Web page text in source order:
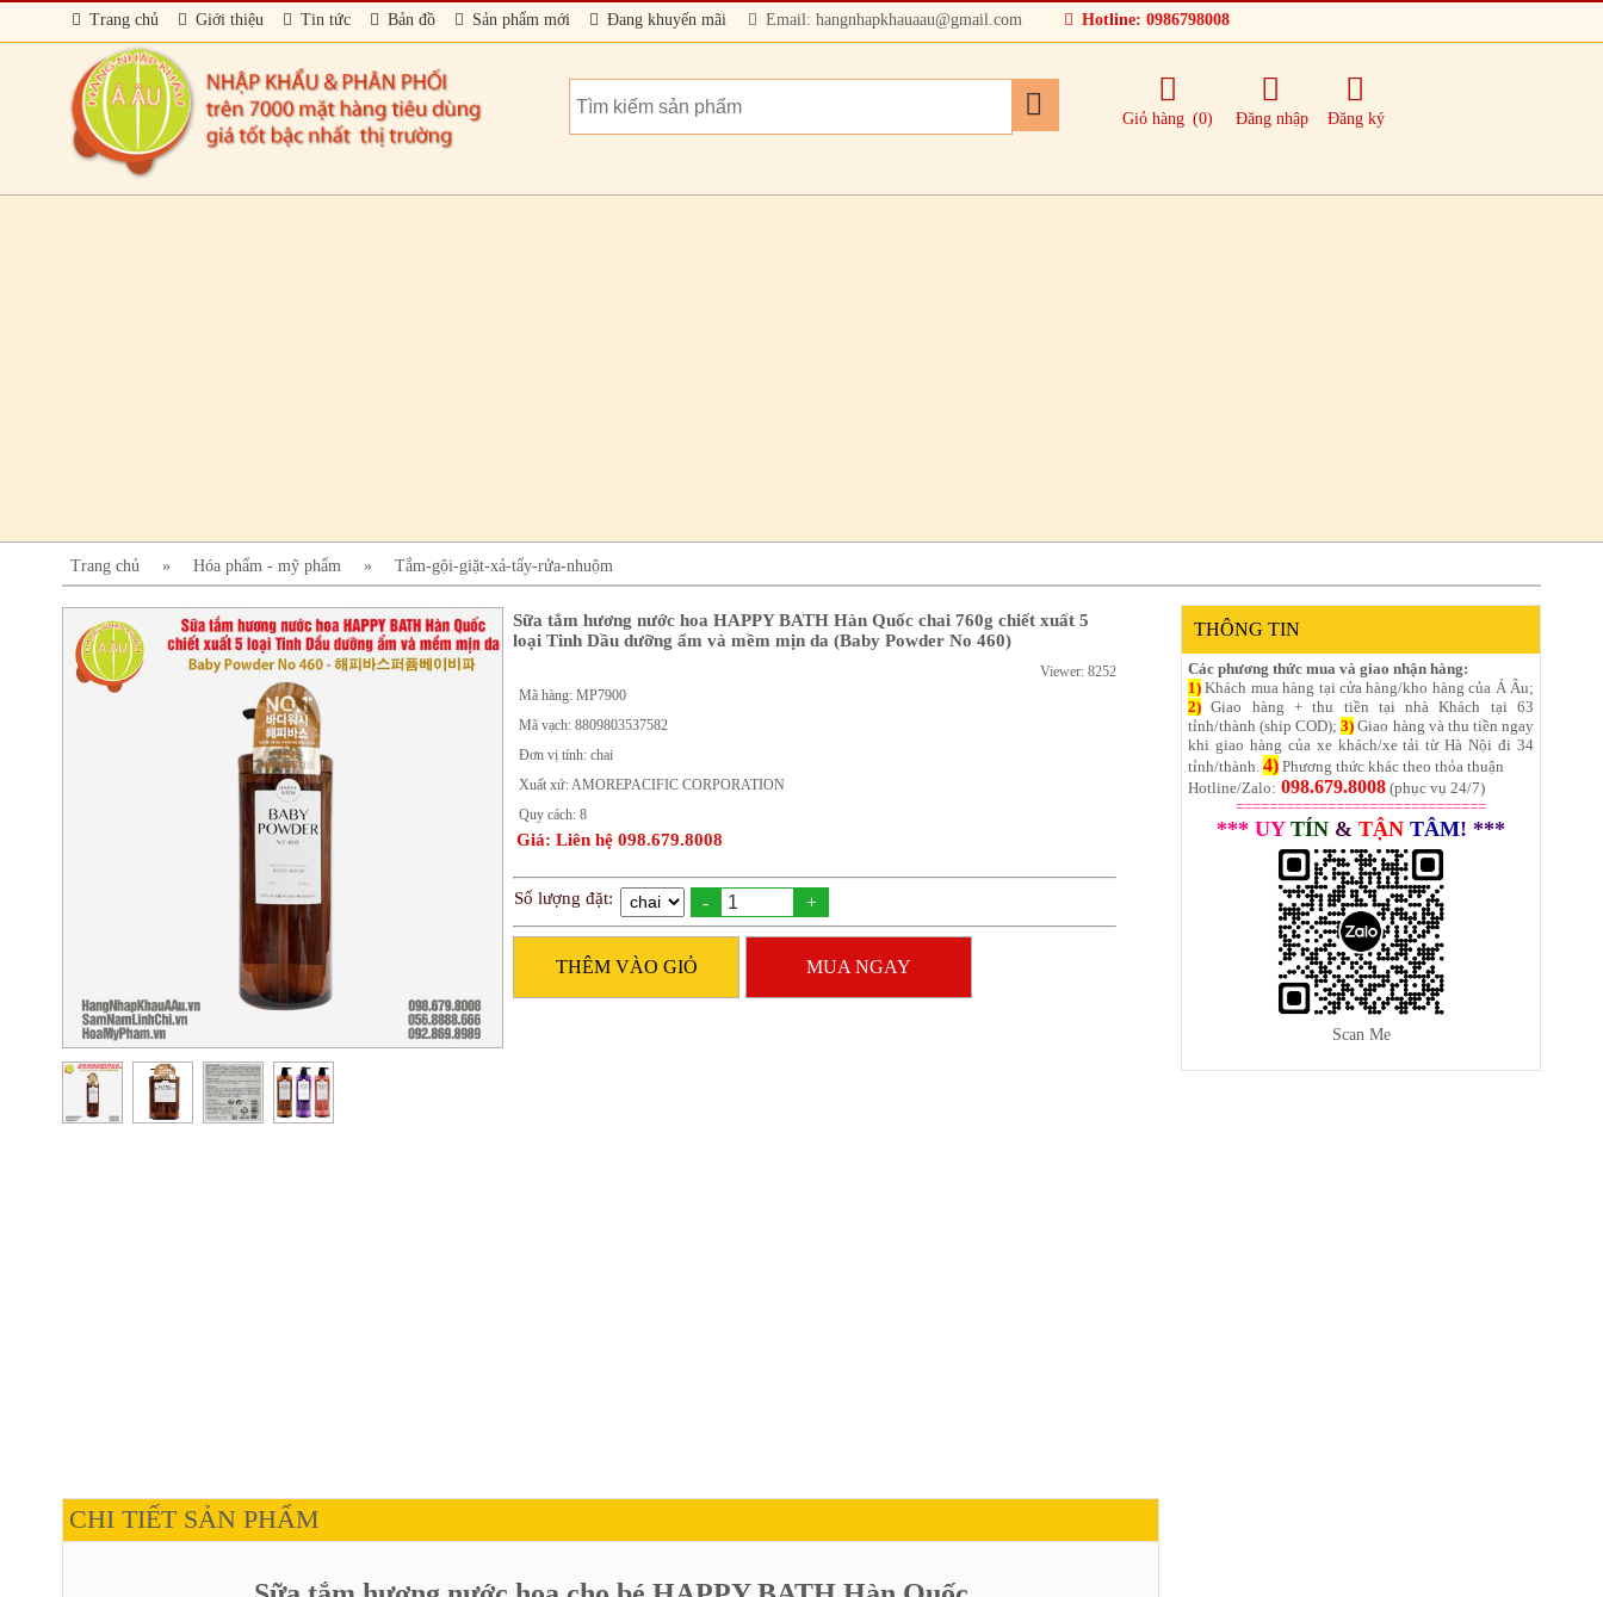
Trang chủ Giới thiệu Tin tức Bản đồ Sản phẩm mới Đang khuyến mãi Email: hangnhapkhauaau@gmail.com Hotline: 0986798008
Giỏ hàng (0) Đăng nhập Đăng ký
Trang chủ » Hóa phẩm - mỹ phẩm » Tắm-gội-giặt-xả-tẩy-rửa-nhuộm
Sữa tắm hương nước hoa HAPPY BATH Hàn Quốc chai 760g chiết xuất 5
loại Tinh Dầu dưỡng ẩm và mềm mịn da (Baby Powder No 460)
Viewer: 8252
Mã hàng: MP7900
Mã vạch: 8809803537582
Đơn vị tính: chai
Xuất xứ: AMOREPACIFIC CORPORATION
Quy cách: 8
Giá: Liên hệ 098.679.8008
Số lượng đặt: - +
THÊM VÀO GIỎ MUA NGAY
CHI TIẾT SẢN PHẨM
THÔNG TIN
Các phương thức mua và giao nhận hàng:
1) Khách mua hàng tại cửa hàng/kho hàng của Á Âu;
2) Giao hàng + thu tiền tại nhà Khách tại 63
tỉnh/thành (ship COD);3) Giao hàng và thu tiền ngay
khi giao hàng của xe khách/xe tải từ Hà Nội đi 34
tỉnh/thành. 4) Phương thức khác theo thỏa thuận
Hotline/Zalo: 098.679.8008 (phục vụ 24/7)
==============================
*** UY TÍN & TẬN TÂM! ***
Scan Me